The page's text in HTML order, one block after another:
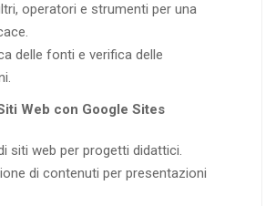
operatori e strumenti per una
delle fonti e verifica delle
Web con Google Sites
siti web per progetti didattici.
di contenuti per presentazioni